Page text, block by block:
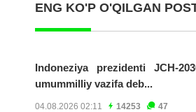
ENG KO'P O'QILGAN
Indoneziya prezidenti JCH-
umummilliy vazifa deb...
04.08.2026 02:11 14253 47